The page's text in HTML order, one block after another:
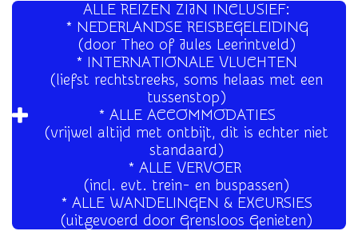
ALLE REIZEN ZIJN INCLUSIEF:
* NEDERLANDSE REISBEGELEIDING
(door Theo of Jules Leerintveld)
* INTERNATIONALE VLUCHTEN
(liefst rechtstreeks, soms helaas met een
tussenstop)
* ALLE ACCOMMODATIES
(vrijwel altijd met ontbijt, dit is echter niet
standaard)
* ALLE VERVOER
(incl. evt. trein- en buspassen)
* ALLE WANDELINGEN & EXCURSIES
(uitgevoerd door Grensloos Genieten)